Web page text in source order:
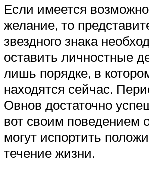
Если имеется
желание, то
звездного знака
оставить личностные
лишь порядке, в
находятся сейчас.
Овнов достаточно
вот своим поведением
могут испортить
течение жизни.